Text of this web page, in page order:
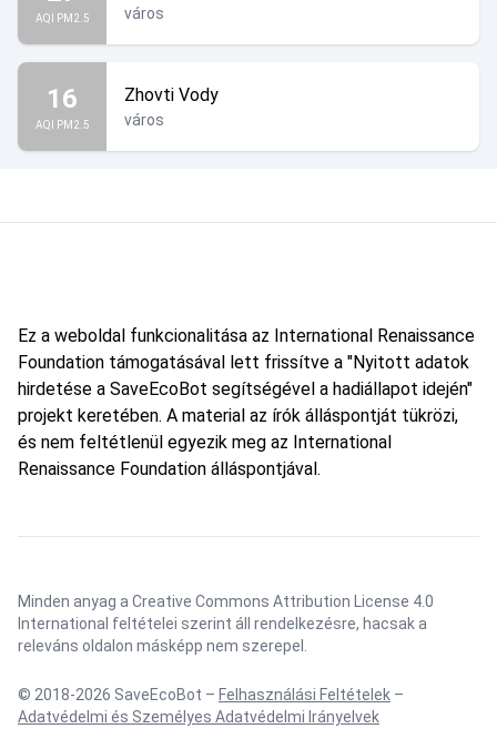
AQI PM2.5 város
16
AQI PM2.5
Zhovti Vody
város
Ez a weboldal funkcionalitása az International Renaissance
Foundation támogatásával lett frissítve a "Nyitott adatok
hirdetése a SaveEcoBot segítségével a hadiállapot idején"
projekt keretében. A material az írók álláspontját tükrözi,
és nem feltétlenül egyezik meg az International
Renaissance Foundation álláspontjával.
Minden anyag a Creative Commons Attribution License 4.0
International feltételei szerint áll rendelkezésre, hacsak a
releváns oldalon másképp nem szerepel.
© 2018-2026 SaveEcoBot – Felhasználási Feltételek –
Adatvédelmi és Személyes Adatvédelmi Irányelvek